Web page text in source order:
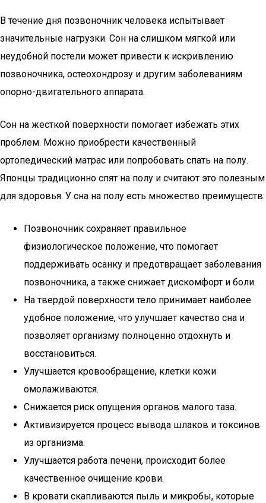
В течение дня позвоночник человека испытывает
значительные нагрузки. Сон на слишком мягкой или
неудобной постели может привести к искривлению
позвоночника, остеохондрозу и другим заболеваниям
опорно-двигательного аппарата.
Сон на жесткой поверхности помогает избежать этих
проблем. Можно приобрести качественный
ортопедический матрас или попробовать спать на полу.
Японцы традиционно спят на полу и считают это полезным
для здоровья. У сна на полу есть множество преимуществ:
Позвоночник сохраняет правильное
физиологическое положение, что помогает
поддерживать осанку и предотвращает заболевания
позвоночника, а также снижает дискомфорт и боли.
На твердой поверхности тело принимает наиболее
удобное положение, что улучшает качество сна и
позволяет организму полноценно отдохнуть и
восстановиться.
Улучшается кровообращение, клетки кожи
омолаживаются.
Снижается риск опущения органов малого таза.
Активизируется процесс вывода шлаков и токсинов
из организма.
Улучшается работа печени, происходит более
качественное очищение крови.
В кровати скапливаются пыль и микробы, которые